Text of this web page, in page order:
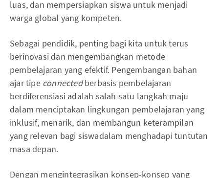
luas, dan mempersiapkan siswa untuk menjadi
warga global yang kompeten.
Sebagai pendidik, penting bagi kita untuk terus
berinovasi dan mengembangkan metode
pembelajaran yang efektif. Pengembangan bahan
ajar tipe connectedberbasis pembelajaran
berdiferensiasi adalah salah satu langkah maju
dalam menciptakan lingkungan pembelajaran yang
inklusif, menarik, dan membangun keterampilan
yang relevan bagi siswadalam menghadapi tuntutan
masa depan.
Dengan mengintegrasikan konsep-konsep yang